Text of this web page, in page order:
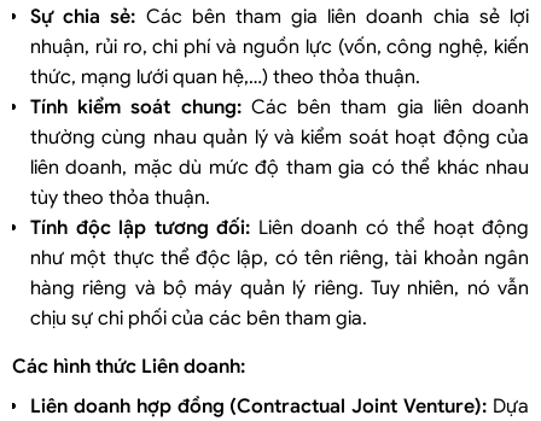
Sự chia sẻ: Các bên tham gia liên doanh chia sẻ lợi
nhuận, rủi ro, chi phí và nguồn lực (vốn, công nghệ, kiến
thức, mạng lưới quan hệ,…) theo thỏa thuận.
Tính kiểm soát chung:Các bên tham gia liên doanh
thường cùng nhau quản lý và kiểm soát hoạt động của
liên doanh, mặc dù mức độ tham gia có thể khác nhau
tùy theo thỏa thuận.
Tính độc lập tương đối: Liên doanh có thể hoạt động
như một thực thể độc lập, có tên riêng, tài khoản ngân
hàng riêng và bộ máy quản lý riêng. Tuy nhiên, nó vẫn
chịu sự chi phối của các bên tham gia.
Các hình thức Liên doanh:
Liên doanh hợp đồng (Contractual Joint Venture): Dựa